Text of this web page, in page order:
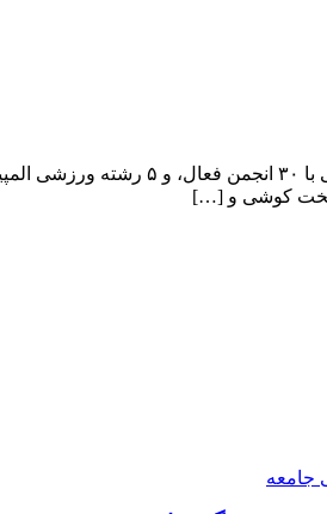
حمیدرضا رضایی در گفتگو با خبرنگار
سخت کوشی و […]